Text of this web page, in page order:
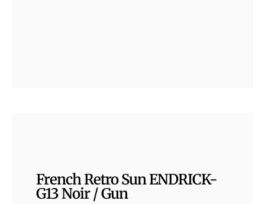
French Retro Sun ENDRICK-
G13 Noir / Gun